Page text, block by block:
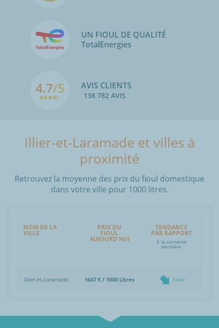
UN FIOUL DE QUALITÉ
TotalEnergies
4.7/5 AVIS CLIENTS
138 782 AVIS
Illier-et-Laramade et villes à
proximité
Retrouvez la moyenne des prix du fioul domestique
dans votre ville pour 1000 litres.
NOM DE LA
VILLE
PRIX DU
FIOUL
AUJOURD'HUI
TENDANCE
PAR RAPPORT
à la semaine
dernière
Illier-et-Laramade 1647 € / 1000 Litres Baisse